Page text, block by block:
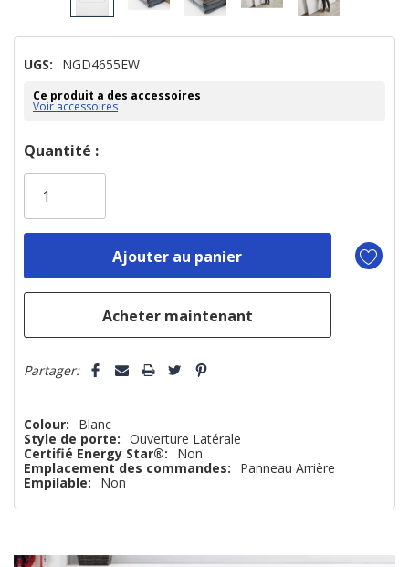
UGS: NGD4655EW
Ce produit a des accessoires
Voir accessoires
Dépêchez-
vous!
plus
Quantité :
Partager:
Colour:
Blanc
Style de porte: Ouverture Latérale
Certifié Energy Star®:
Non
Emplacement des commandes:
Panneau Arrière
Empilable:
Non